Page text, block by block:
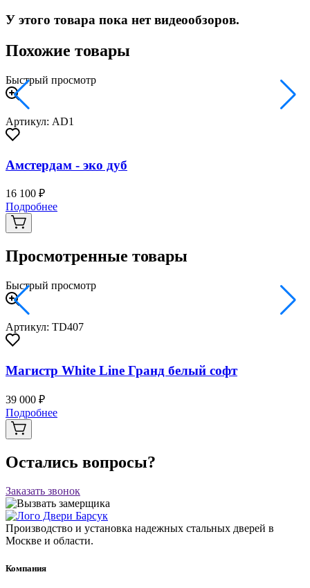
У этого товара пока нет видеообзоров.
Похожие товары
Быстрый просмотр
Артикул: AD1
Амстердам - эко дуб
16 100 ₽
Подробнее
Просмотренные товары
Быстрый просмотр
Артикул: TD407
Магистр White Line Гранд белый софт
39 000 ₽
Подробнее
Остались вопросы?
Заказать звонок
Производство и установка надежных стальных дверей в
Москве и области.
Компания